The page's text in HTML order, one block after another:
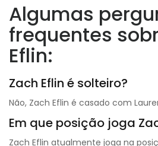
Algumas
frequentes
Eflin:
Zach Eflin é solteiro?
Não, Zach Eflin é casado com
Em que posição joga
Zach Eflin atualmente joga na